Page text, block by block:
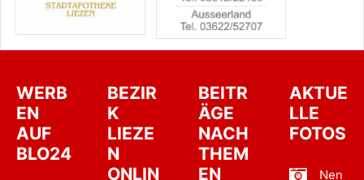
WERB
EN
AUF
BLO24
BEZIR
K
LIEZE
N
ONLIN
BEITR
ÄGE
NACH
THEM
EN
AKTUE
LLE
FOTOS
Nen